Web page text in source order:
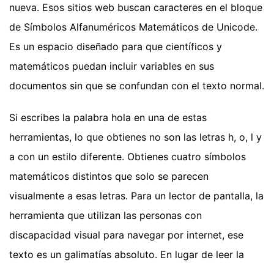
nueva. Esos sitios web buscan caracteres en el bloque
de Símbolos Alfanuméricos Matemáticos de Unicode.
Es un espacio diseñado para que científicos y
matemáticos puedan incluir variables en sus
documentos sin que se confundan con el texto normal.
Si escribes la palabra hola en una de estas
herramientas, lo que obtienes no son las letras h, o, l y
a con un estilo diferente. Obtienes cuatro símbolos
matemáticos distintos que solo se parecen
visualmente a esas letras. Para un lector de pantalla, la
herramienta que utilizan las personas con
discapacidad visual para navegar por internet, ese
texto es un galimatías absoluto. En lugar de leer la